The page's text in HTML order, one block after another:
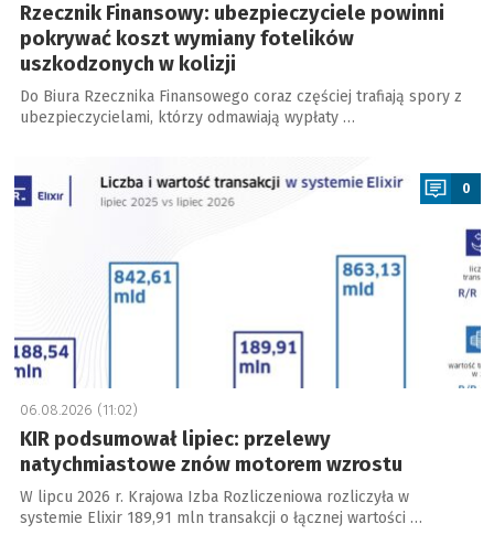
Rzecznik Finansowy: ubezpieczyciele powinni
pokrywać koszt wymiany fotelików
uszkodzonych w kolizji
Do Biura Rzecznika Finansowego coraz częściej trafiają spory z
ubezpieczycielami, którzy odmawiają wypłaty …
0
06.08.2026 (11:02)
KIR podsumował lipiec: przelewy
natychmiastowe znów motorem wzrostu
W lipcu 2026 r. Krajowa Izba Rozliczeniowa rozliczyła w
systemie Elixir 189,91 mln transakcji o łącznej wartości …